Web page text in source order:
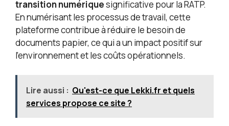
transition numériquesignificative pour la RATP.
En numérisant les processus de travail, cette
plateforme contribue à réduire le besoin de
documents papier, ce qui a un impact positif sur
l’environnement et les coûts opérationnels.
Lire aussi : Qu'est-ce que Lekki.fr et quels
services propose ce site ?